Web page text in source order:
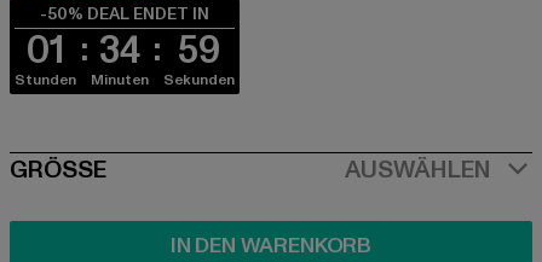
-50% DEAL ENDET IN
01
Stunden
34
Minuten
58
Sekunden
SIZE
GRÖSSE AUSWÄHLEN
IN DEN WARENKORB